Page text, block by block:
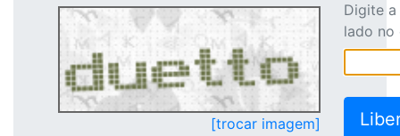
[trocar imagem]
Digite
lado no